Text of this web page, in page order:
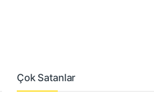
Çok Satanlar